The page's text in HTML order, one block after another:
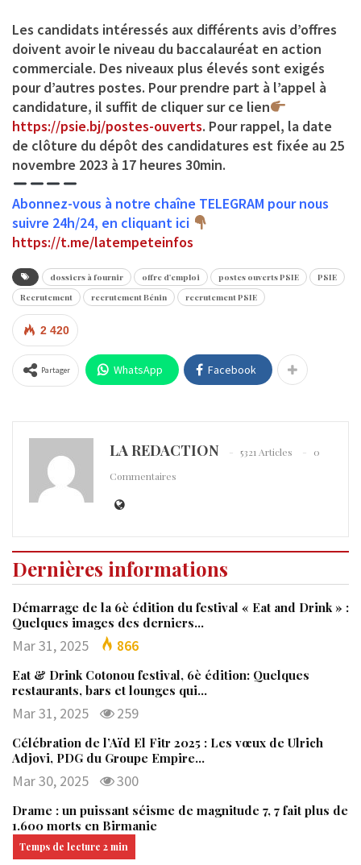
Les candidats intéressés aux différents avis d’offres
doivent avoir le niveau du baccalauréat en action
commerciale. Des niveaux plus élevés sont exigés
pour d’autres postes. Pour prendre part à l’appel à
candidature, il suffit de cliquer sur ce lien
https://psie.bj/postes-ouverts. Pour rappel, la date
de clôture du dépôt des candidatures est fixée au 25
novembre 2023 à 17 heures 30min.
Abonnez-vous à notre chaîne TELEGRAM pour nous
suivre 24h/24, en cliquant ici
https://t.me/latempeteinfos
dossiers à fournir offre d'emploi postes ouverts PSIE
PSIE
Recrutement
recrutement Bénin recrutement PSIE
2 420
Partager WhatsApp Facebook
LA REDACTION 5321 Articles
0
Commentaires
Dernières informations
Démarrage de la 6è édition du festival « Eat and Drink » :
Quelques images des derniers…
Mar 31, 2025 866
Eat & Drink Cotonou festival, 6è édition: Quelques
restaurants, bars et lounges qui…
Mar 31, 2025 259
Célébration de l’Aïd El Fitr 2025 : Les vœux de Ulrich
Adjovi, PDG du Groupe Empire…
Mar 30, 2025 300
Drame : un puissant séisme de magnitude 7, 7 fait plus de
1.600 morts en Birmanie